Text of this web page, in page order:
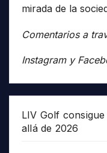
mirada de la
Comentarios a
Instagram y
LIV Golf
allá de 2026